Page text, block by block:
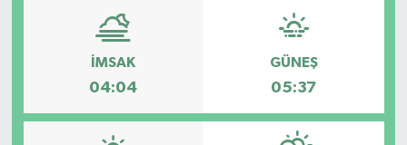
İMSAK
04:04
GÜNEŞ
05:37
RESMİ İLAN